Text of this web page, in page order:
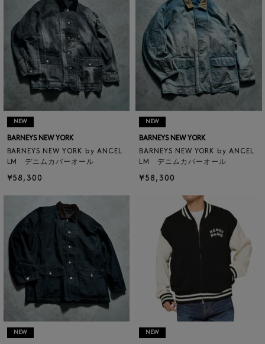
NEW
BARNEYS NEW YORK
BARNEYS NEW YORK by ANCEL
LM デニムカバーオール
¥58,300
NEW
BARNEYS NEW YORK
BARNEYS NEW YORK by ANCEL
LM デニムカバーオール
¥58,300
NEW NEW